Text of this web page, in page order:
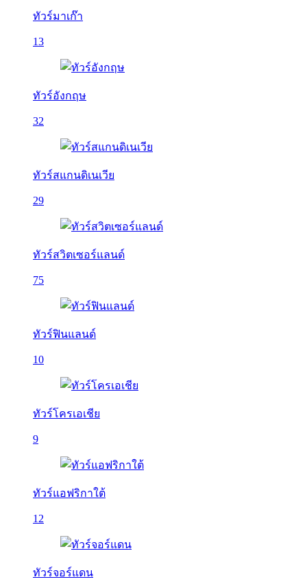
ทัวร์มาเก๊า
13
ทัวร์อังกฤษ
32
ทัวร์สแกนดิเนเวีย
29
ทัวร์สวิตเซอร์แลนด์
75
ทัวร์ฟินแลนด์
10
ทัวร์โครเอเชีย
9
ทัวร์แอฟริกาใต้
12
ทัวร์จอร์แดน